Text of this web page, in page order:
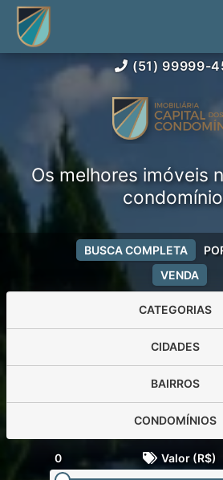
(51) 99999-
Os melhores imóveis
VENDA
BUSCA COMPLETA
CATEGORIAS
CIDADES
BAIRROS
CONDOMÍNIOS
0 Valor (R$)